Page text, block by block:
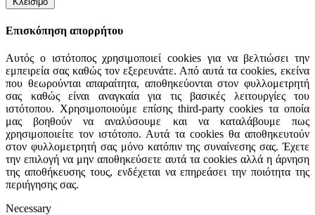
Επισκόπηση απορρήτου
Αυτός ο ιστότοπος χρησιμοποιεί cookies για να βελτιώσει την
εμπειρεία σας καθώς τον εξερευνάτε. Από αυτά τα cookies, εκείνα
που θεωρούνται απαραίτητα, αποθηκεύονται στον φυλλομετρητή
σας καθώς είναι αναγκαία για τις βασικές λειτουργίες του
ιστότοπου. Χρησιμοποιούμε επίσης third-party cookies τα οποία
μας βοηθούν να αναλύσουμε και να καταλάβουμε πως
χρησιμοποιείτε τον ιστότοπο. Αυτά τα cookies θα αποθηκευτούν
στον φυλλομετρητή σας μόνο κατόπιν της συναίνεσης σας. Έχετε
την επιλογή να μην αποθηκεύσετε αυτά τα cookies αλλά η άρνηση
της αποθήκευσης τους, ενδέχεται να επηρεάσει την ποιότητα της
περιήγησης σας.
Necessary